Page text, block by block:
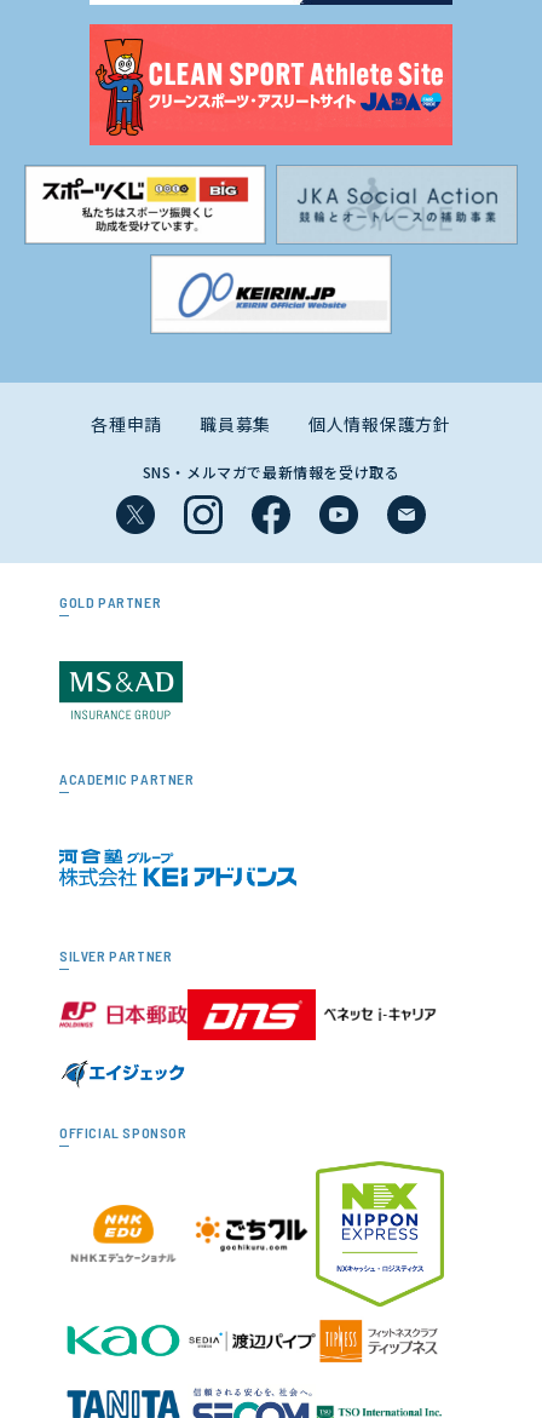
各種申請 職員募集 個人情報保護方針
SNS・メルマガで最新情報を受け取る
GOLD PARTNER
ACADEMIC PARTNER
SILVER PARTNER
OFFICIAL SPONSOR